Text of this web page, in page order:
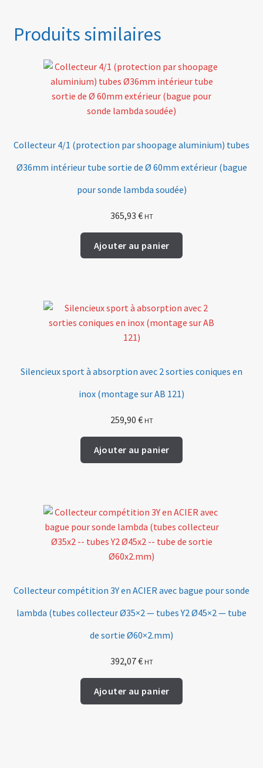
Produits similaires
Collecteur 4/1 (protection par shoopage aluminium) tubes
Ø36mm intérieur tube sortie de Ø 60mm extérieur (bague
pour sonde lambda soudée)
365,93 € HT
Ajouter au panier
Silencieux sport à absorption avec 2 sorties coniques en
inox (montage sur AB 121)
259,90 € HT
Ajouter au panier
Collecteur compétition 3Y en ACIER avec bague pour sonde
lambda (tubes collecteur Ø35×2 — tubes Y2 Ø45×2 — tube
de sortie Ø60×2.mm)
392,07€ HT
Ajouter au panier